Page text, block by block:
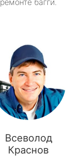
ремонте багги.
Всеволод
Краснов